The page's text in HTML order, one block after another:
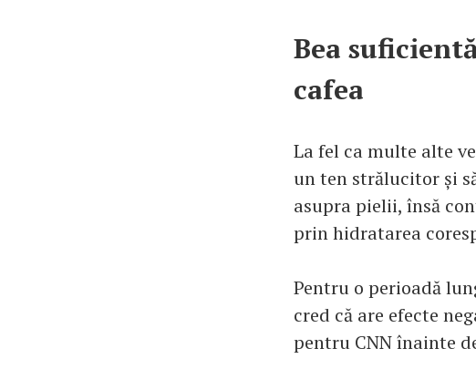
Bea
cafea
La fel ca multe alte
un ten strălucitor și
asupra pielii, însă
prin hidratarea
Pentru o perioadă
cred că are efecte
pentru CNN înainte